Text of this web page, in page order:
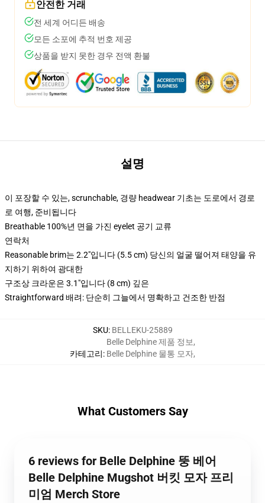
안전한 거래
전 세계 어디든 배송
모든 소포에 추적 번호 제공
상품을 받지 못한 경우 전액 환불
설명
이 포장할 수 있는, scrunchable, 경량 headwear 기초는 도로에서 경로
로 여행, 준비됩니다
Breathable 100%년 면을 가진 eyelet 공기 교류
연락처
Reasonable brim는 2.2"입니다 (5.5 cm) 당신의 얼굴 떨어져 태양을 유
지하기 위하여 광대한
구조상 크라운은 3.1"입니다 (8 cm) 깊은
Straightforward 배려: 단순히 그늘에서 명확하고 건조한 반점
SKU: BELLEKU-25889
카테고리:
Belle Delphine 제품 정보,
Belle Delphine 물통 모자,
What Customers Say
6 reviews for Belle Delphine 뚱 베어
Belle Delphine Mugshot 버킷 모자 프리
미엄 Merch Store